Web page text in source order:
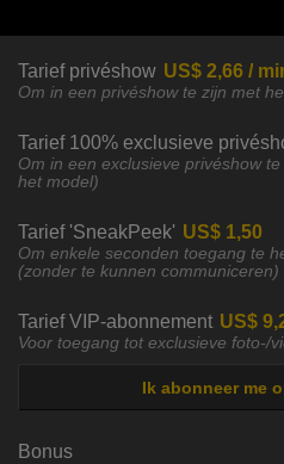
Tarief privéshow US$ 2,66 /
Om in een privéshow te zijn met
Tarief 100% exclusieve
Om in een exclusieve privéshow
het model)
Tarief 'SneakPeek' US$ 1,50
Om enkele seconden toegang te
(zonder te kunnen communiceren)
Tarief VIP-abonnement US$
Voor toegang tot exclusieve foto-/
Ik abonneer me
Bonus